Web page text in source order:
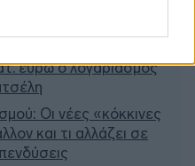
ευρώ ο λογαριασμός
Οι νέες «κόκκινες
και τι αλλάζει σε